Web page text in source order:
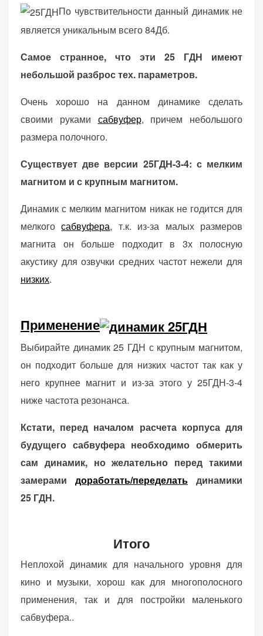
По чувствительности данный динамик не
является уникальным всего 84Дб.
Самое странное, что эти 25 ГДН имеют
небольшой разброс тех. параметров.
Очень хорошо на данном динамике сделать
своими руками сабвуфер, причем небольшого
размера полочного.
Существует две версии 25ГДН-3-4: с мелким
магнитом и с крупным магнитом.
Динамик с мелким магнитом никак не годится для
мелкогосабвуфера, т.к. из-за малых размеров
магнита он больше подходит в 3х полосную
акустику для озвучки средних частот нежели для
низких.
Применение
Выбирайте динамик 25 ГДН с крупным магнитом,
он подходит больше для низких частот так как у
него крупнее магнит и из-за этого у 25ГДН-3-4
ниже частота резонанса.
Кстати, перед началом расчета корпуса для
будущего сабвуфера необходимо обмерить
сам динамик, но желательно перед такими
замерами доработать/переделать динамики
25 ГДН.
Итого
Неплохой динамик для начального уровня для
кино и музыки, хорош как для многополосного
применения, так и для постройки маленького
сабвуфера..
Анонимно, без
персональных
данных.
Маркетинговые
Яндекс.Директ:
персонализированная
ваших интересов.
интересах и
поведении при
сайта, вы повышаете
вероятность
контента и
предложений.